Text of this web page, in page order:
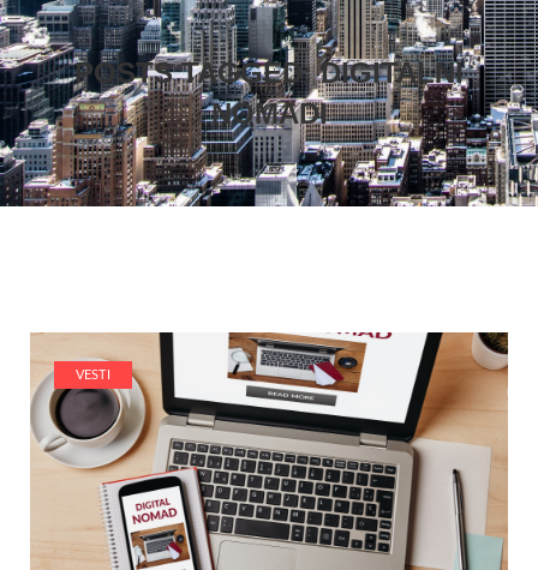
POSTS TAGGED: DIGITALNI
NOMADI
VESTI